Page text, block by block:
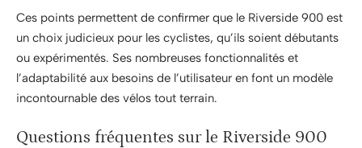
Ces points permettent de confirmer que le Riverside 900 est
un choix judicieux pour les cyclistes, qu’ils soient débutants
ou expérimentés. Ses nombreuses fonctionnalités et
l’adaptabilité aux besoins de l’utilisateur en font un modèle
incontournable des vélos tout terrain.
Questions fréquentes sur le Riverside 900